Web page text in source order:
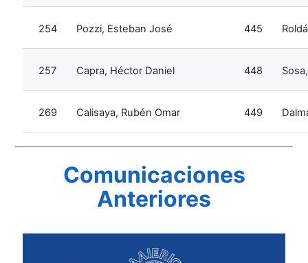
254 Pozzi, Esteban José 445
257 Capra, Héctor Daniel 448
269 Calisaya, Rubén Omar 449
Comunicaciones
Anteriores